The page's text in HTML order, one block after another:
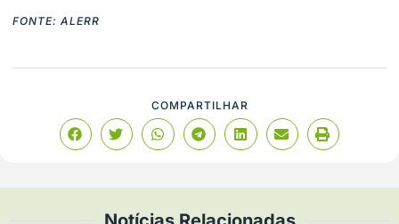
FONTE: ALERR
COMPARTILHAR